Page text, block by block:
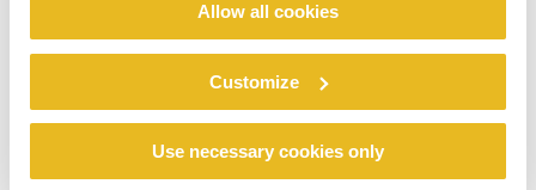
Allow all cookies
Customize
Use necessary cookies only